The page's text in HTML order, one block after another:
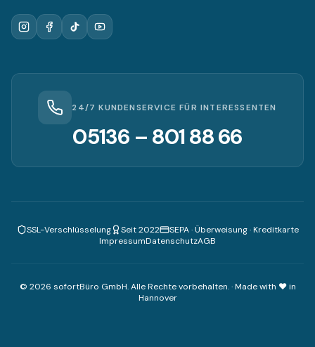
24/7 KUNDENSERVICE FÜR INTERESSENTEN
05136 – 801 88 66
SSL-Verschlüsselung Seit 2022
SEPA · Überweisung · Kreditkarte
ImpressumDatenschutzAGB
© 2026 sofortBüro GmbH. Alle Rechte vorbehalten. · Made with ♥ in
Hannover